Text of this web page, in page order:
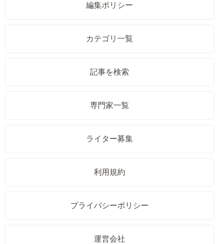
編集ポリシー
カテゴリ一覧
記事を検索
専門家一覧
ライター募集
利用規約
プライバシーポリシー
運営会社